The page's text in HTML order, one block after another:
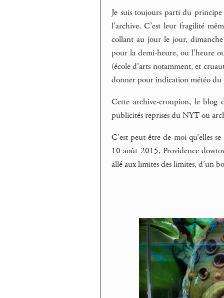
Je suis toujours parti du principe
l’archive. C’est leur fragilité
collant au jour le jour,
pour la demi-heure, ou l’heure
(école d’arts notamment, et
donner pour indication météo du
Cette archive-croupion, le blog
publicités reprises du NYT ou
C’est peut-être de moi qu’elles
10 août 2015, Providence
allé aux limites des limites, d’un